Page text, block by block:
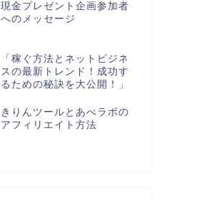
現金プレゼント企画参加者
へのメッセージ
「稼ぐ方法とネットビジネ
スの最新トレンド！成功す
るための秘訣を大公開！」
きりんツールとあべラボの
アフィリエイト方法